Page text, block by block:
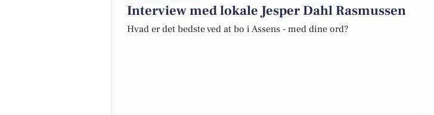
Interview med lokale Jesper Dahl Rasmussen
Hvad er det bedste ved at bo i Assens - med dine ord?